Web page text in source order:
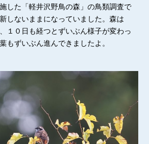
した「軽井沢野鳥の森」の鳥類調査で
しないままになっていました。森は
１０日も経つとずいぶん様子が変わっ
もずいぶん進んできましたよ。